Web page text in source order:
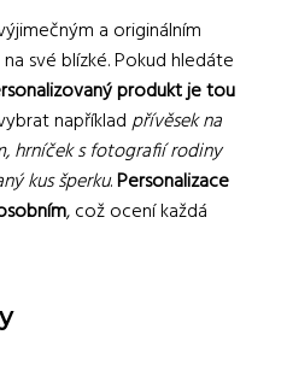
a originálním
své blízké. Pokud hledáte
produkt je tou
napříkladpřívěsek na
hrníček s fotografií rodiny
kus šperku.Personalizace
, což ocení každá